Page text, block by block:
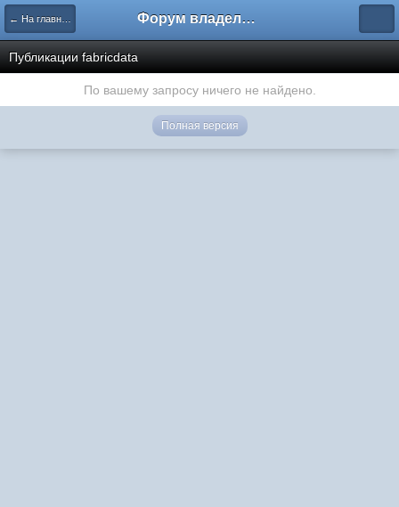
← На главную Форум владельцев интернет-магазинов
Публикации fabricdata
По вашему запросу ничего не найдено.
Полная версия